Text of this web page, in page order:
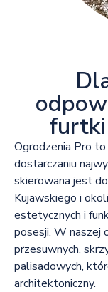
furtki
Ogrodzenia Pro
dostarczaniu
skierowana jest
Kujawskiego i
estetycznych i
posesji. W naszej
przesuwnych,
palisadowych,
architektoniczny.